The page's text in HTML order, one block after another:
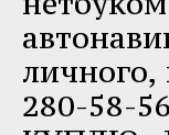
личного,
280-58-